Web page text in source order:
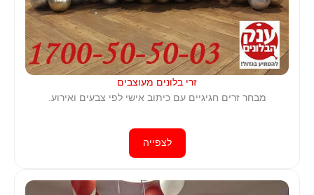
זרי בלונים מעוצבים
מבחר זרים חגיגיים עם כיתוב אישי לפי צבעים ואירוע.
לצפייה